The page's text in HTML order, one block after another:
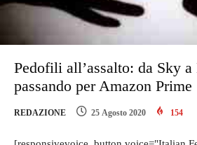
Pedofili all’assalto: da Sky
passando per Amazon Prime
REDAZIONE 25 Agosto 2020 154